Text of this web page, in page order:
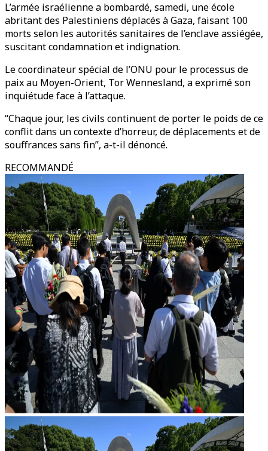
L’armée israélienne a bombardé, samedi, une école
abritant des Palestiniens déplacés à Gaza, faisant 100
morts selon les autorités sanitaires de l’enclave assiégée,
suscitant condamnation et indignation.
Le coordinateur spécial de l’ONU pour le processus de
paix au Moyen-Orient, Tor Wennesland, a exprimé son
inquiétude face à l’attaque.
“Chaque jour, les civils continuent de porter le poids de ce
conflit dans un contexte d’horreur, de déplacements et de
souffrances sans fin”, a-t-il dénoncé.
RECOMMANDÉ